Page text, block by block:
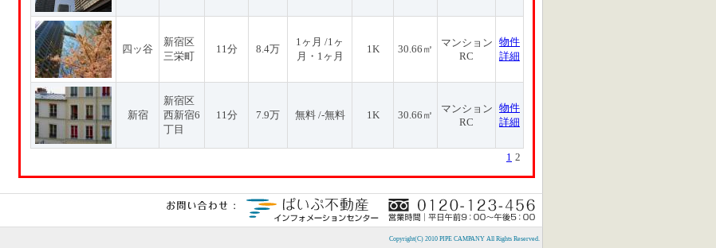
四ッ谷
新宿区
三栄町
11分 8.4万
1ヶ月 /1ヶ
月・1ヶ月
1K 30.66㎡
マンション
RC
物件
詳細
新宿
新宿区
西新宿6
丁目
11分 7.9万 無料 /-無料 1K 30.66㎡
マンション
RC
物件
詳細
1 2
Copyright(C) 2010 PIPE CAMPANY All Rights Reserved.